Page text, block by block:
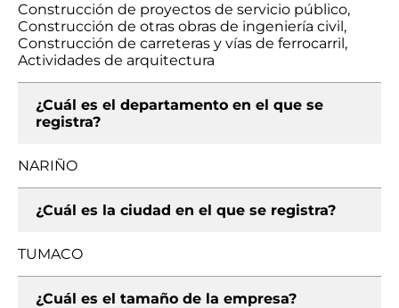
Construcción de proyectos de servicio público,
Construcción de otras obras de ingeniería civil,
Construcción de carreteras y vías de ferrocarril,
Actividades de arquitectura
¿Cuál es el departamento en el que se
registra?
NARIÑO
¿Cuál es la ciudad en el que se registra?
TUMACO
¿Cuál es el tamaño de la empresa?